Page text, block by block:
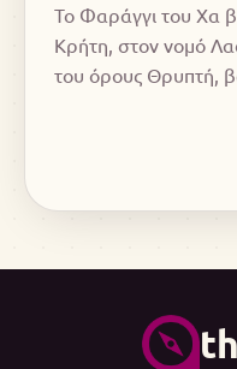
Το Φαράγγι του Χα
Κρήτη, στον νομό
του όρους Θρυπτή,